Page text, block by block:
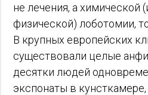
не лечения, а химической
физической) лоботомии,
В крупных европейских
существовали целые
десятки людей
экспонаты в